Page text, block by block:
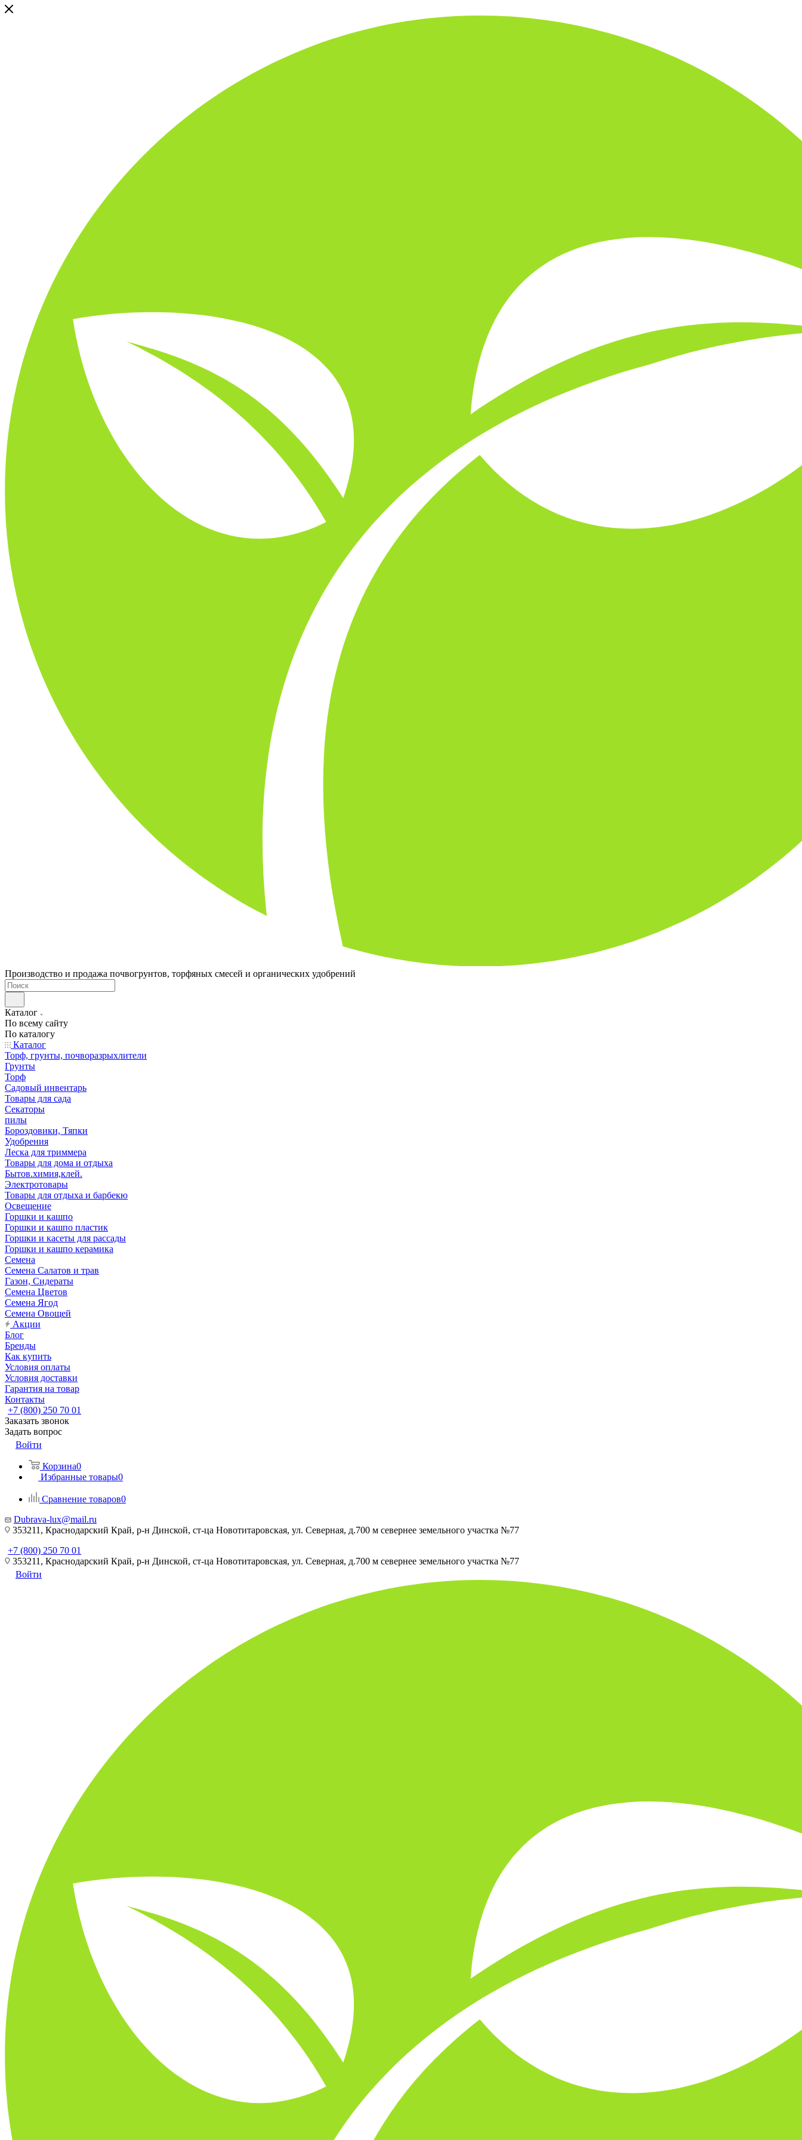
Производство и продажа почвогрунтов, торфяных смесей и органических удобрений
Каталог
По всему сайту
По каталогу
Каталог
Торф, грунты, почворазрыхлители
Грунты
Торф
Садовый инвентарь
Товары для сада
Секаторы
пилы
Бороздовики, Тяпки
Удобрения
Леска для триммера
Товары для дома и отдыха
Бытов.химия,клей.
Электротовары
Товары для отдыха и барбекю
Освещение
Горшки и кашпо
Горшки и кашпо пластик
Горшки и касеты для рассады
Горшки и кашпо керамика
Семена
Семена Салатов и трав
Газон, Сидераты
Семена Цветов
Семена Ягод
Семена Овощей
Акции
Блог
Бренды
Как купить
Условия оплаты
Условия доставки
Гарантия на товар
Контакты
+7 (800) 250 70 01
Заказать звонок
Задать вопрос
Войти
Корзина0
Избранные товары0
Сравнение товаров0
Dubrava-lux@mail.ru
353211, Краснодарский Край, р-н Динской, ст-ца Новотитаровская, ул. Северная, д.700 м севернее земельного участка №77
+7 (800) 250 70 01
353211, Краснодарский Край, р-н Динской, ст-ца Новотитаровская, ул. Северная, д.700 м севернее земельного участка №77
Войти